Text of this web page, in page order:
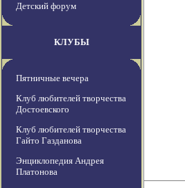
Детский форум
КЛУБЫ
Пятничные вечера
Клуб любителей творчества
Достоевского
Клуб любителей творчества
Гайто Газданова
Энциклопедия Андрея
Платонова